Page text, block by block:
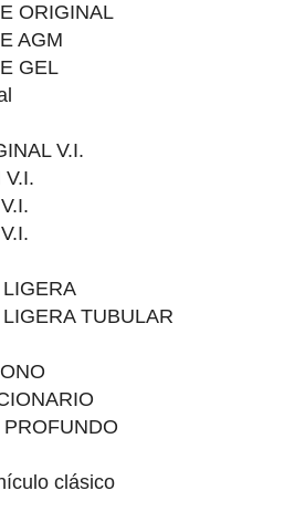
ORIGINAL
AGM
GEL
V.I.
V.I.
TUBULAR
clásico